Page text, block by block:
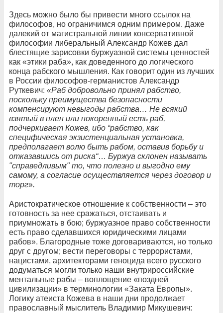
Здесь можно было бы привести много ссылок на
философов, но ограничимся одним примером. Даже
далекий от магистральной линии консервативной
философии либеральный Александр Кожев дал
блестящие зарисовки буржуазной системы ценностей
как «этики раба», как доведенного до логического
конца рабского мышления. Как говорит один из лучших
в России философов-германистов Александр
Руткевич: «Раб добровольно принял рабство,
поскольку преимущества безопасности
компенсируют невыгоды рабства… Не всякий
взятый в плен или покоренный есть раб,
подчеркивает Кожев, ибо “рабство, как
специфическая экзистенциальная установка,
предполагает волю быть рабом, оставив борьбу и
отказавшись от риска“… Буржуа склонен называть
"справедливым" то, что полезно и выгодно ему
самому, а согласие осуществляется через договор и
торг».
Аристократическое отношение к собственности – это
готовность за нее сражаться, отстаивать и
приумножать в бою; буржуазное право собственности
есть право сделавшихся юридическими лицами
рабов». Благородные тоже договариваются, но только
друг с другом; вести переговоры с террористами,
нацистами, архитекторами геноцида всего русского
додуматься могли только наши внутрироссийские
ментальные рабы – воплощение «поздней
цивилизации» в терминологии «Заката Европы».
Логику атеиста Кожева в наши дни продолжает
православный мыслитель Владимир Микушевич: